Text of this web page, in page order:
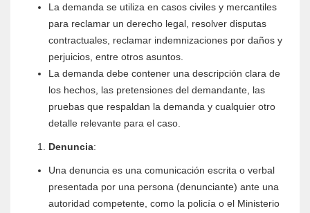
La demanda se utiliza en casos civiles y mercantiles
para reclamar un derecho legal, resolver disputas
contractuales, reclamar indemnizaciones por daños y
perjuicios, entre otros asuntos.
La demanda debe contener una descripción clara de
los hechos, las pretensiones del demandante, las
pruebas que respaldan la demanda y cualquier otro
detalle relevante para el caso.
Denuncia:
Una denuncia es una comunicación escrita o verbal
presentada por una persona (denunciante) ante una
autoridad competente, como la policía o el Ministerio